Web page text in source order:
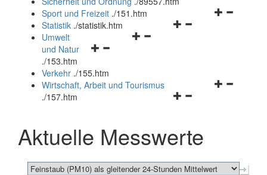
Navigationsmenü
Sport und Freizeit ./151.htm
Navigationsmenü
Statistik ./statistik.htm
Navigationsmenü
und
schließen
Umwelt
und Natur
./153.htm
Verkehr ./155.htm
Navigationsmenü
schließen
Wirtschaft, Arbeit und Tourismus
./157.htm
Aktuelle Messwerte